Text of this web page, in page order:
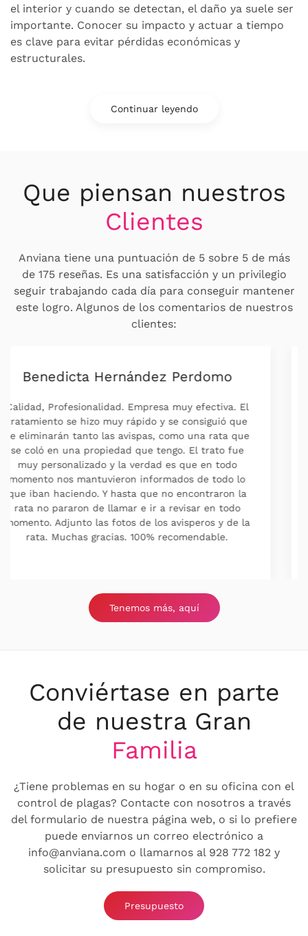
el interior y cuando se detectan, el daño ya suele ser
importante. Conocer su impacto y actuar a tiempo
es clave para evitar pérdidas económicas y
estructurales.
Continuar leyendo
Que piensan nuestros
Clientes
Anviana tiene una puntuación de 5 sobre 5 de más
de 175 reseñas. Es una satisfacción y un privilegio
seguir trabajando cada día para conseguir mantener
este logro. Algunos de los comentarios de nuestros
clientes:
Pili Sanagustin
Capacidad de respuesta, Profesionalidad,
Puntualidad, Valor La mejor empresa que conozco,
llevo con ellos años ,ahora ya más bien para
prevenir contra hormigas y cucas. Al ser un
contrato anual cada vez que me hace falta les
llamó , cuadramos cita y vienen , son muy serios y
profesionales al 100 %. Los recomiendo sin duda.
Tenemos más, aquí
Conviértase en parte
de nuestra Gran
Familia
¿Tiene problemas en su hogar o en su oficina con el
control de plagas? Contacte con nosotros a través
del formulario de nuestra página web, o si lo prefiere
puede enviarnos un correo electrónico a
info@anviana.com o llamarnos al 928 772 182 y
solicitar su presupuesto sin compromiso.
Presupuesto